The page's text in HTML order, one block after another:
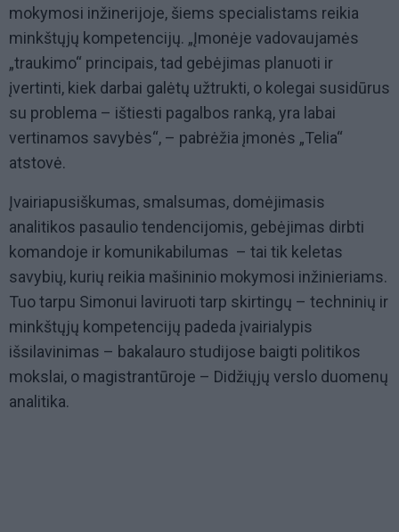
mokymosi inžinerijoje, šiems specialistams reikia
minkštųjų kompetencijų. „Įmonėje vadovaujamės
„traukimo“ principais, tad gebėjimas planuoti ir
įvertinti, kiek darbai galėtų užtrukti, o kolegai susidūrus
su problema – ištiesti pagalbos ranką, yra labai
vertinamos savybės“, – pabrėžia įmonės „Telia“
atstovė.
Įvairiapusiškumas, smalsumas, domėjimasis
analitikos pasaulio tendencijomis, gebėjimas dirbti
komandoje ir komunikabilumas – tai tik keletas
savybių, kurių reikia mašininio mokymosi inžinieriams.
Tuo tarpu Simonui laviruoti tarp skirtingų – techninių ir
minkštųjų kompetencijų padeda įvairialypis
išsilavinimas – bakalauro studijose baigti politikos
mokslai, o magistrantūroje – Didžiųjų verslo duomenų
analitika.